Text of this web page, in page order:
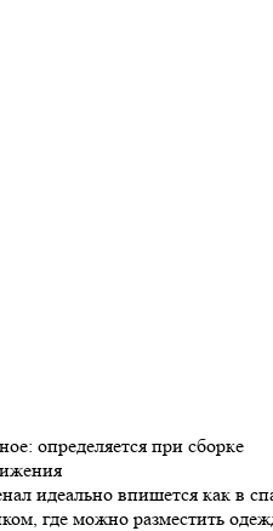
определяется при сборке
идеально впишется как
где можно разместить